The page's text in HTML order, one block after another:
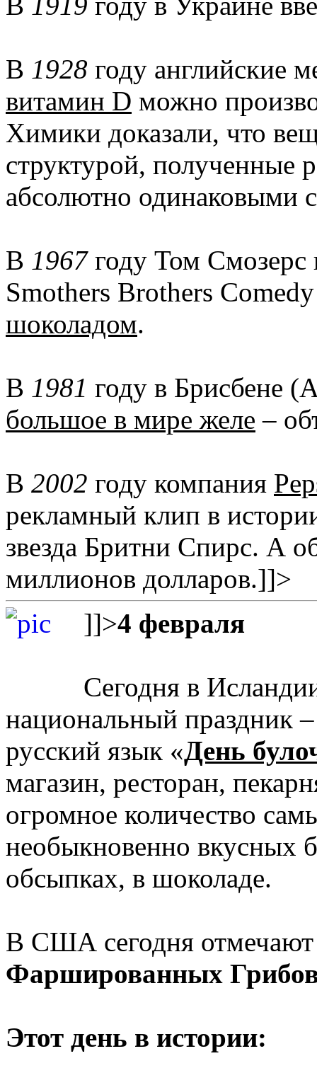
В 1928 году английские
витамин D можно
Химики доказали, что
структурой, полученные
абсолютно одинаковыми
В 1967году Том Смозерс
Smothers Brothers
шоколадом.
В 1981 году в Брисбене
большое в мире желе –
В 2002 году компания
рекламный клип в
звезда Бритни Спирс. А
миллионов долларов.]]>
]]>4 февраля
Сегодня в
национальный праздник
русский язык «День
магазин, ресторан,
огромное количество
необыкновенно вкусных
обсыпках, в шоколаде.
В США сегодня
Фаршированных
Этот день в истории: